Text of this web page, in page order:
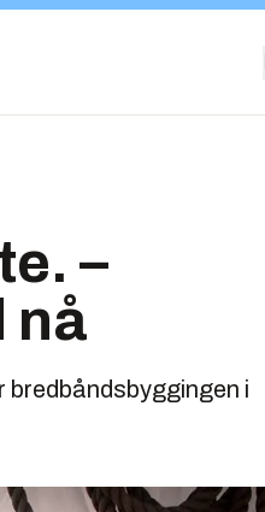
–
nå
bredbåndsbyggingen i